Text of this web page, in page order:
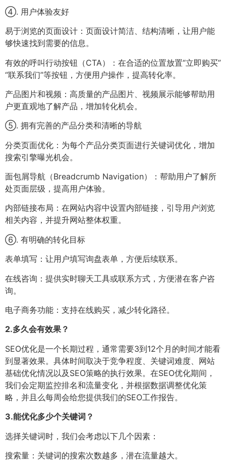
④. 用户体验友好
易于浏览的页面设计：页面设计简洁、结构清晰，让用户能
够快速找到需要的信息。
有效的呼叫行动按钮（CTA）：在合适的位置放置“立即购买”
“联系我们”等按钮，方便用户操作，提高转化率。
产品图片和视频：高质量的产品图片、视频展示能够帮助用
户更直观地了解产品，增加转化机会。
⑤. 拥有完善的产品分类和清晰的导航
分类页面优化：为每个产品分类页面进行关键词优化，增加
搜索引擎曝光机会。
面包屑导航（Breadcrumb Navigation）：帮助用户了解所
处页面层级，提高用户体验。
内部链接布局：在网站内容中设置内部链接，引导用户浏览
相关内容，并提升网站整体权重。
⑥. 有明确的转化目标
表单填写：让用户填写询盘表单，方便后续联系。
在线咨询：提供实时聊天工具或联系方式，方便潜在客户咨
询。
电子商务功能：支持在线购买，减少转化路径。
2.多久会有效果？
SEO优化是一个长期过程，通常需要3到12个月的时间才能看
到显著效果。具体时间取决于竞争程度、关键词难度、网站
基础优化情况以及SEO策略的执行效果。在SEO优化期间，
我们会定期监控排名和流量变化，并根据数据调整优化策
略，并且么每周会给您提供我们的SEO工作报告。
3.能优化多少个关键词？
选择关键词时，我们会考虑以下几个因素：
搜索量：关键词的搜索次数越多，潜在流量越大。